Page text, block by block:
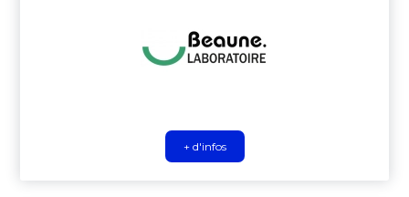
+ d'infos